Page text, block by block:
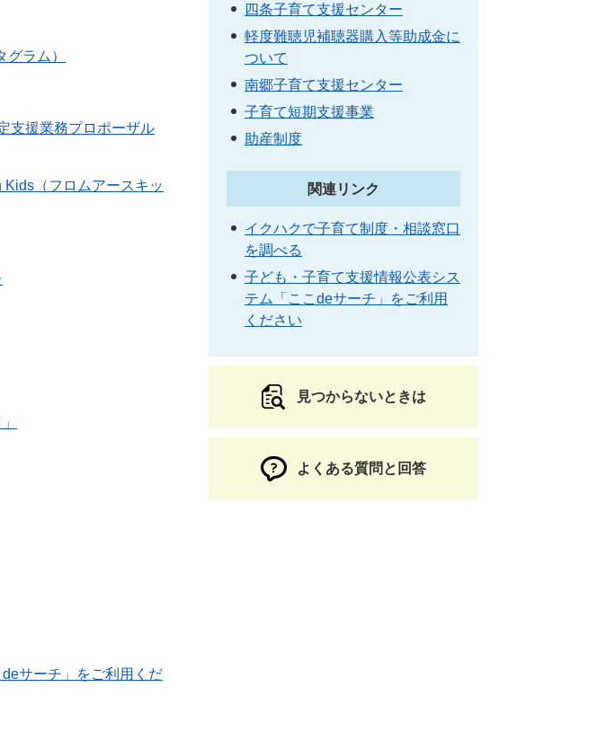
ラム）
支援業務プロポーザル
Kids（フロムアースキッ
サーチ」をご利用くだ
四条子育て支援センター
軽度難聴児補聴器購入等助成金に
ついて
南郷子育て支援センター
子育て短期支援事業
助産制度
関連リンク
イクハクで子育て制度・相談窓口
を調べる
子ども・子育て支援情報公表シス
テム「ここdeサーチ」をご利用
ください
見つからないときは
よくある質問と回答